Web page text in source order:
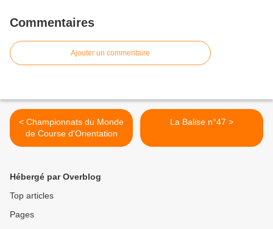
Commentaires
Ajouter un commentaire
< Championnats du Monde
de Course d'Orientation
La Balise n°47 >
Hébergé par Overblog
Top articles
Pages